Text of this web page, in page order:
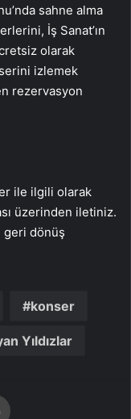
sahne alma
İş Sanat’ın
olarak
izlemek
rezervasyon
ile ilgili olarak
üzerinden iletiniz.
geri dönüş
konser
Yıldızlar